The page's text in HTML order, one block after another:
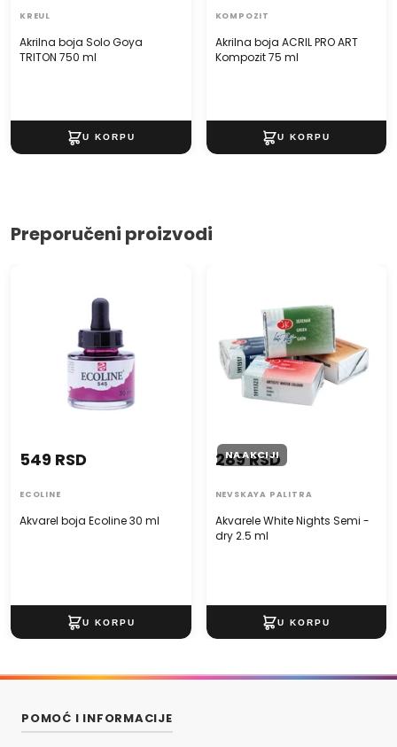
made in Germany
Akrilna boja Solo Goya
TRITON 750 ml
KREUL
Akrilna boja ACRIL PRO ART
Kompozit 75 ml
KOMPOZIT
Preporučeni proizvodi
Akvarel boja Ecoline 30 ml
549 RSD
ECOLINE
NA AKCIJI
Akvarele White Nights Semi -
dry 2.5 ml
289 RSD
NEVSKAYA PALITRA
POMOĆ I INFORMACIJE